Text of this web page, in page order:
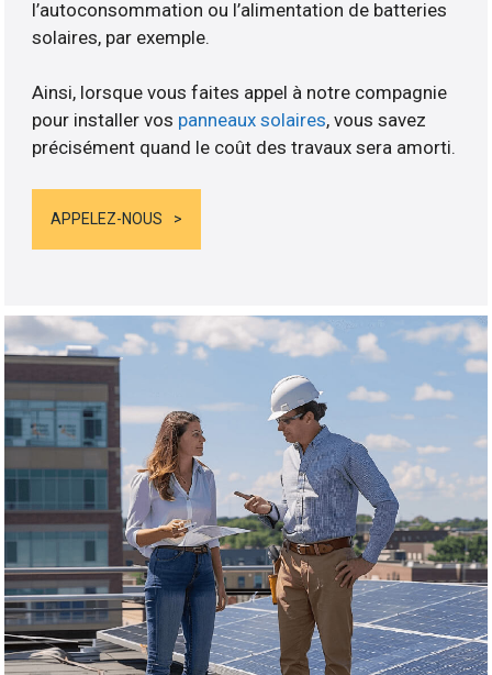
l’autoconsommation ou l’alimentation de batteries
solaires, par exemple.
Ainsi, lorsque vous faites appel à notre compagnie
pour installer vos panneaux solaires, vous savez
précisément quand le coût des travaux sera amorti.
APPELEZ-NOUS